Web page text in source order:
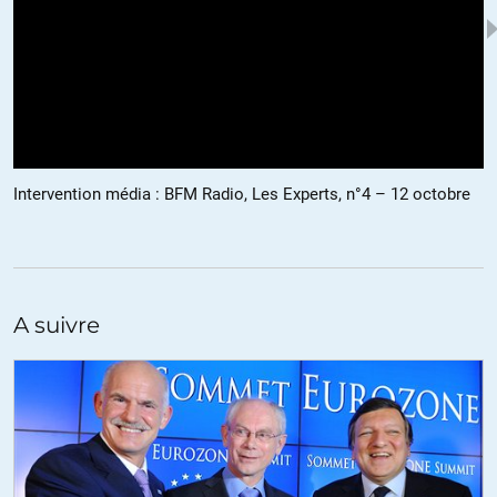
Vendredi 30 septembre 2011 :
l’Etat doive trouver encore d’autres capitaux pour couvrir les pertes
liées aux actifs immobiliers toxiques détenus par les « cajas ».
Les trois banques sont NCG Banco, Catalunya Bank et Unnim Banc.
La Banque d’Espagne a évalué les deux premières à 0,1 leur valeur
comptable, et elle a payé un euro symbolique pour la troisième.
Intervention média : BFM Radio, Les Experts, n°4 – 12 octobre
A suivre